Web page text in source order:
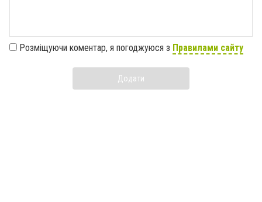
Розміщуючи коментар, я погоджуюся з Правилами сайту
Додати